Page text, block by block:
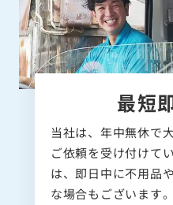
最短
当社は、年中無休で
ご依頼を受け付けて
は、即日中に不用品
な場合もございます